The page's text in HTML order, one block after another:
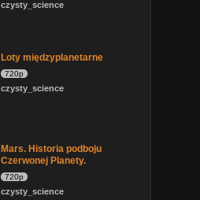
czysty_science
Loty międzyplanetarne
720p
czysty_science
Mars. Historia podboju
Czerwonej Planety.
720p
czysty_science